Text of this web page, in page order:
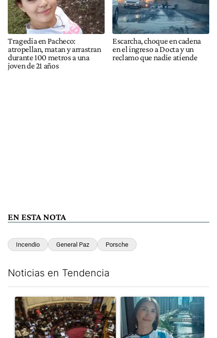
Tragedia en Pacheco:
atropellan, matan y arrastran
durante 100 metros a una
joven de 21 años
Escarcha, choque en cadena
en el ingreso a Docta y un
reclamo que nadie atiende
EN ESTA NOTA
Incendio General Paz Porsche
Noticias en Tendencia
Un artículo de tendencia con el título "El Senado dio media
Un artículo de tendencia con